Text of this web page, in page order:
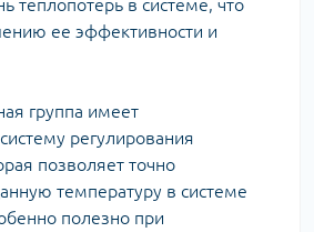
теплопотерь в системе, что
ее эффективности и
группа имеет
регулирования
позволяет точно
температуру в системе
полезно при